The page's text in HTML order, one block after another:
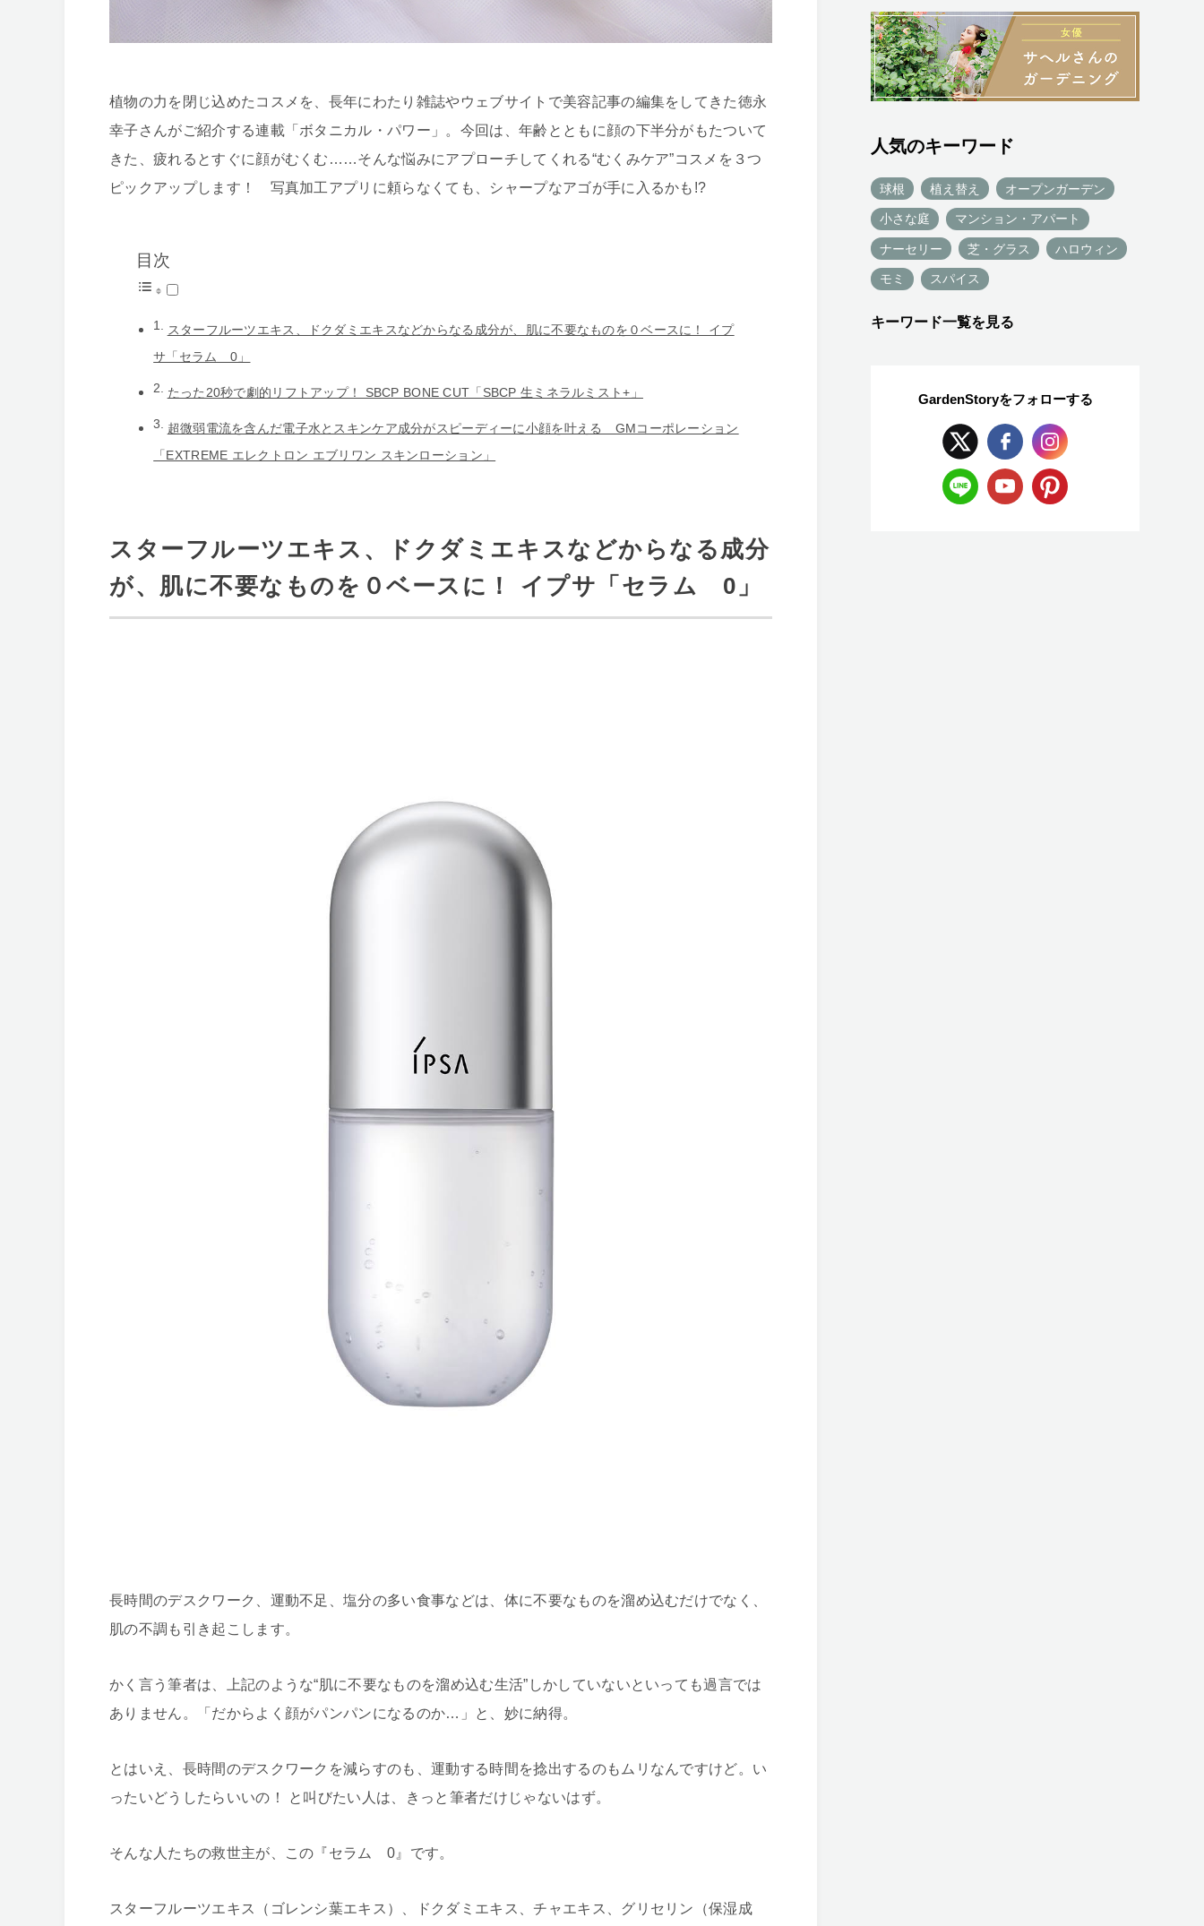
植物の力を閉じ込めたコスメを、長年にわたり雑誌やウェブサイトで美容記事の編集をしてきた徳永
幸子さんがご紹介する連載「ボタニカル・パワー」。今回は、年齢とともに顔の下半分がもたついて
きた、疲れるとすぐに顔がむくむ……そんな悩みにアプローチしてくれる“むくみケア”コスメを３つ
ピックアップします！ 写真加工アプリに頼らなくても、シャープなアゴが手に入るかも!?
目次
スターフルーツエキス、ドクダミエキスなどからなる成分が、肌に不要なものを０ベースに！ イプ
サ「セラム 0」
たった20秒で劇的リフトアップ！ SBCP BONE CUT「SBCP 生ミネラルミスト+」
超微弱電流を含んだ電子水とスキンケア成分がスピーディーに小顔を叶える GMコーポレーション
「EXTREME エレクトロン エブリワン スキンローション」
スターフルーツエキス、ドクダミエキスなどからなる成分
が、肌に不要なものを０ベースに！ イプサ「セラム 0」
長時間のデスクワーク、運動不足、塩分の多い食事などは、体に不要なものを溜め込むだけでなく、
肌の不調も引き起こします。
かく言う筆者は、上記のような“肌に不要なものを溜め込む生活”しかしていないといっても過言では
ありません。「だからよく顔がパンパンになるのか…」と、妙に納得。
とはいえ、長時間のデスクワークを減らすのも、運動する時間を捻出するのもムリなんですけど。い
ったいどうしたらいいの！ と叫びたい人は、きっと筆者だけじゃないはず。
そんな人たちの救世主が、この『セラム 0』です。
スターフルーツエキス（ゴレンシ葉エキス）、ドクダミエキス、チャエキス、グリセリン（保湿成
人気のキーワード
球根 植え替え オープンガーデン
小さな庭 マンション・アパート
ナーセリー 芝・グラス ハロウィン
モミ スパイス
キーワード一覧を見る
GardenStoryをフォローする